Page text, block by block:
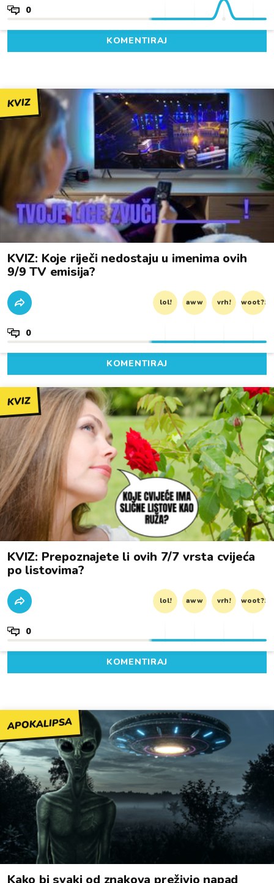
0
KOMENTIRAJ
KVIZ
KVIZ: Koje riječi nedostaju u imenima ovih
9/9 TV emisija?
lol! aww vrh! woot?!
0
KOMENTIRAJ
KVIZ
KVIZ: Prepoznajete li ovih 7/7 vrsta cvijeća
po listovima?
lol! aww vrh! woot?!
0
KOMENTIRAJ
APOKALIPSA
Kako bi svaki od znakova preživio napad